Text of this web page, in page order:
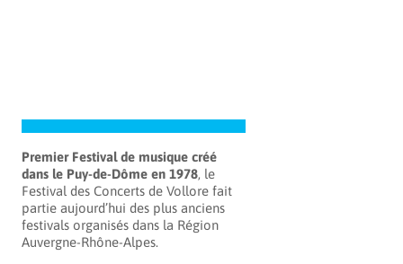
Premier Festival de musique créé
dans le Puy-de-Dôme en 1978, le
Festival des Concerts de Vollore fait
partie aujourd’hui des plus anciens
festivals organisés dans la Région
Auvergne-Rhône-Alpes.